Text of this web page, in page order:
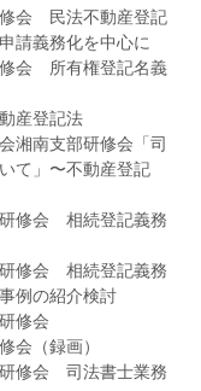
修会 民法不動産登記
請義務化を中心に
修会 所有権登記名義
産登記法
湘南支部研修会「司
て」〜不動産登記
修会 相続登記義務
修会 相続登記義務
例の紹介検討
修会
会（録画）
修会 司法書士業務